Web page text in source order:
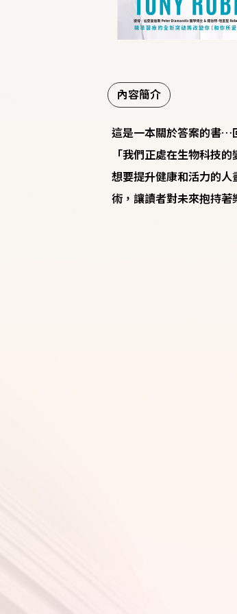
內容簡介
這是一本關於答案的書…
「我們正處在生物科技
想要提升健康和活力的
術，讓讀者對未來抱持著